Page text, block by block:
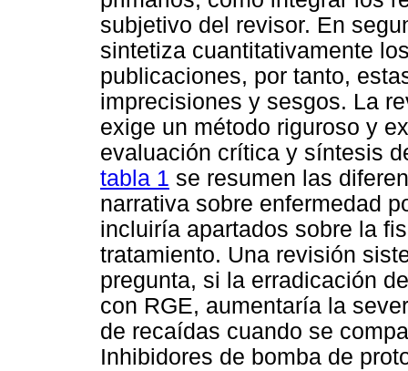
subjetivo del revisor. En
sintetiza cuantitativamente
publicaciones, por tanto,
imprecisiones y sesgos. La
exige un método riguroso y
evaluación crítica y síntesis
tabla 1 se resumen las
narrativa sobre enfermedad
incluiría apartados sobre la
tratamiento. Una revisión
pregunta, si la erradicación
con RGE, aumentaría la
de recaídas cuando se
Inhibidores de bomba de